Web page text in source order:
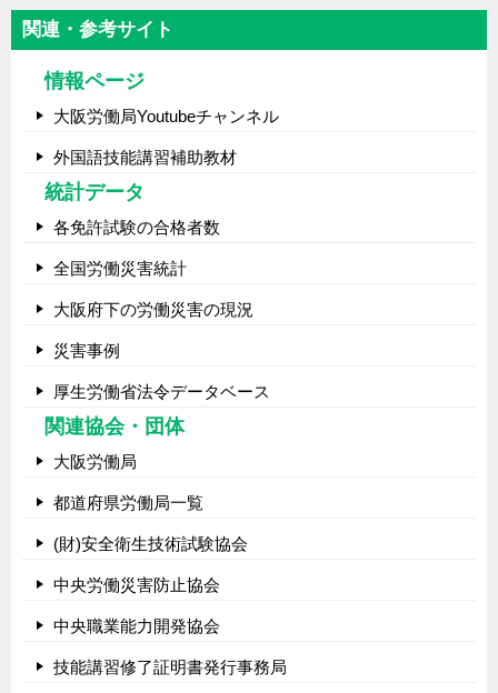
関連・参考サイト
情報ページ
大阪労働局Youtubeチャンネル
外国語技能講習補助教材
統計データ
各免許試験の合格者数
全国労働災害統計
大阪府下の労働災害の現況
災害事例
厚生労働省法令データベース
関連協会・団体
大阪労働局
都道府県労働局一覧
(財)安全衛生技術試験協会
中央労働災害防止協会
中央職業能力開発協会
技能講習修了証明書発行事務局